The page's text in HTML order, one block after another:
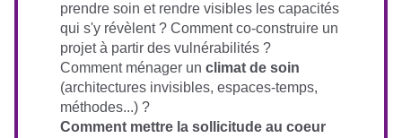
prendre soin et rendre visibles les capacités
qui s'y révèlent ? Comment co-construire un
projet à partir des vulnérabilités ?
Comment ménager un climat de soin
(architectures invisibles, espaces-temps,
méthodes...) ?
Comment mettre la sollicitude au coeur